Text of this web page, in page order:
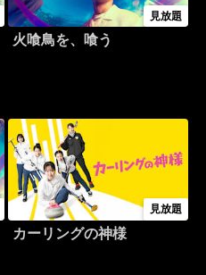
見放題
火喰鳥を、喰う
見放題
カーリングの神様